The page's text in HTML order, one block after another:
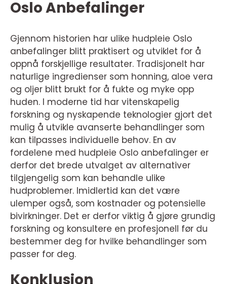
Oslo Anbefalinger
Gjennom historien har ulike hudpleie Oslo
anbefalinger blitt praktisert og utviklet for å
oppnå forskjellige resultater. Tradisjonelt har
naturlige ingredienser som honning, aloe vera
og oljer blitt brukt for å fukte og myke opp
huden. I moderne tid har vitenskapelig
forskning og nyskapende teknologier gjort det
mulig å utvikle avanserte behandlinger som
kan tilpasses individuelle behov. En av
fordelene med hudpleie Oslo anbefalinger er
derfor det brede utvalget av alternativer
tilgjengelig som kan behandle ulike
hudproblemer. Imidlertid kan det være
ulemper også, som kostnader og potensielle
bivirkninger. Det er derfor viktig å gjøre grundig
forskning og konsultere en profesjonell før du
bestemmer deg for hvilke behandlinger som
passer for deg.
Konklusjon